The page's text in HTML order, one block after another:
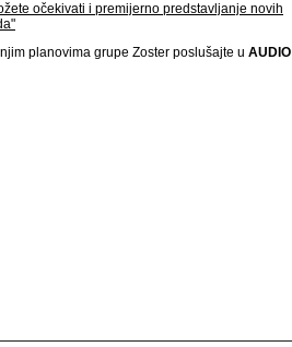
očekivati i premijerno predstavljanje novih
planovima grupe Zoster poslušajte u AUDIO